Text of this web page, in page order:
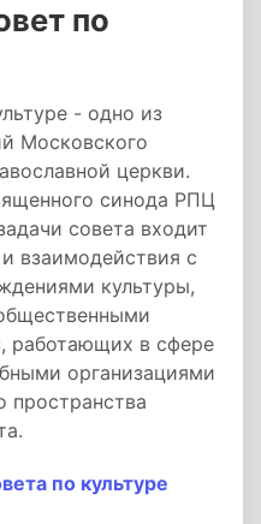
по
- одно из
Московского
церкви.
синода РПЦ
совета входит
взаимодействия с
культуры,
работающих в сфере
организациями
пространства
по культуре